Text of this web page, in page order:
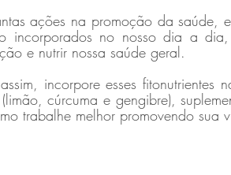
ações na promoção da saúde,
incorporados no nosso dia a
e nutrir nossa saúde geral.
incorpore esses fitonutrientes
cúrcuma e gengibre),
trabalhe melhor promovendo sua